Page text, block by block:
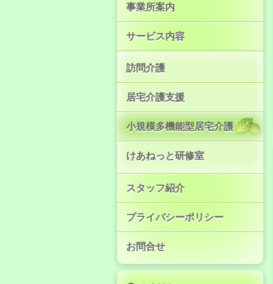
事業所案内
サービス内容
訪問介護
居宅介護支援
小規模多機能型居宅介護
けあねっと研修室
スタッフ紹介
プライバシーポリシー
お問合せ